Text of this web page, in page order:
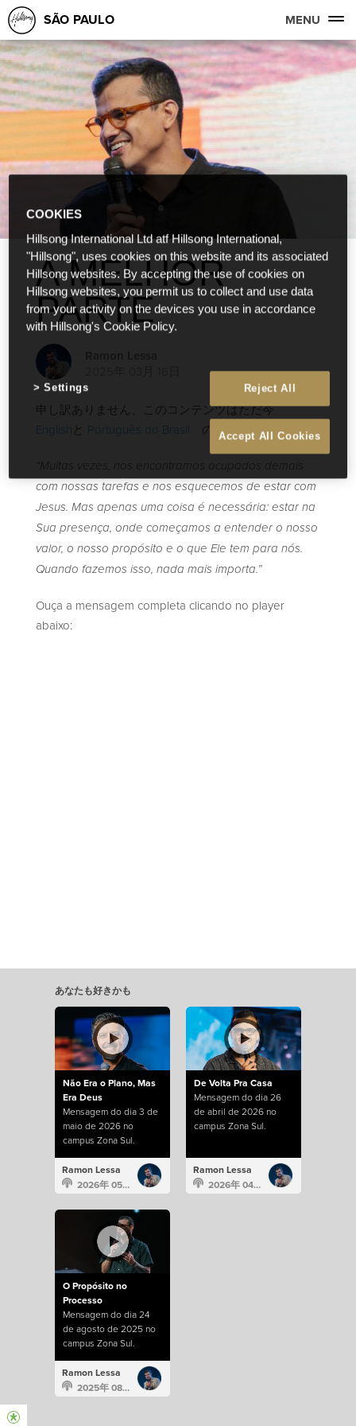
SÃO PAULO MENU
A MELHOR
PARTE
申し訳ありません、このコンテンツはただ今
Englishと Português do Brasil のみです。
“Muitas vezes, nos encontramos ocupados demais
com nossas tarefas e nos esquecemos de estar com
Jesus. Mas apenas uma coisa é necessária: estar na
Sua presença, onde começamos a entender o nosso
valor, o nosso propósito e o que Ele tem para nós.
Quando fazemos isso, nada mais importa.”
Ouça a mensagem completa clicando no player
abaixo:
あなたも好きかも
Não Era o Plano, Mas
Era Deus
Mensagem do dia 3 de
maio de 2026 no
campus Zona Sul.
Ramon Lessa
2026年 05月 3日
De Volta Pra Casa
Mensagem do dia 26
de abril de 2026 no
campus Zona Sul.
Ramon Lessa
2026年 04月 26日
O Propósito no
Processo
Mensagem do dia 24
de agosto de 2025 no
campus Zona Sul.
Ramon Lessa
2025年 08月 24日
COOKIES
Hillsong International Ltd atf Hillsong International,
"Hillsong", uses cookies on this website and its associated
Hillsong websites. By accepting the use of cookies on
Hillsong websites, you permit us to collect and use data
from your activity on the devices you use in accordance
with Hillsong's Cookie Policy.
Reject All
Accept All Cookies
Settings